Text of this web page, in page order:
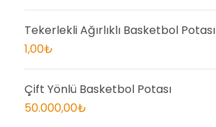
Tekerlekli Ağırlıklı Basketbol Potası
1,00₺
Çift Yönlü Basketbol Potası
50.000,00₺